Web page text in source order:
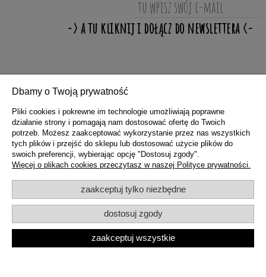
POMOC
MOJE KONTO
INFORMACJE
pokaż pełną wersję strony
Dbamy o Twoją prywatność
Pliki cookies i pokrewne im technologie umożliwiają poprawne
działanie strony i pomagają nam dostosować ofertę do Twoich
potrzeb. Możesz zaakceptować wykorzystanie przez nas wszystkich
tych plików i przejść do sklepu lub dostosować użycie plików do
swoich preferencji, wybierając opcję "Dostosuj zgody".
Więcej o plikach cookies przeczytasz w naszej Polityce prywatności.
zaakceptuj tylko niezbędne
dostosuj zgody
zaakceptuj wszystkie